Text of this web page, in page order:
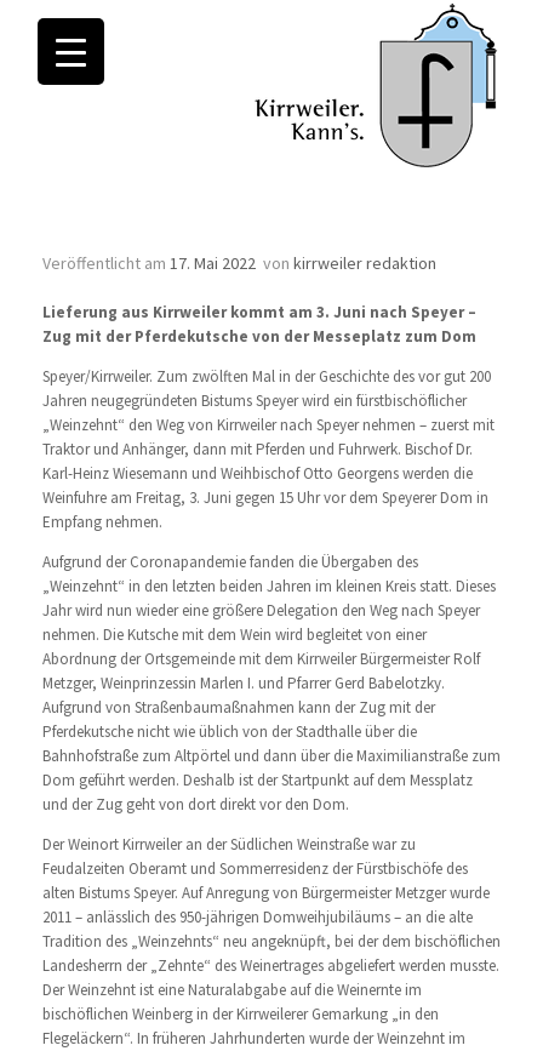
Veröffentlicht am 17. Mai 2022 von kirrweiler redaktion
Lieferung aus Kirrweiler kommt am 3. Juni nach Speyer –
Zug mit der Pferdekutsche von der Messeplatz zum Dom
Speyer/Kirrweiler. Zum zwölften Mal in der Geschichte des vor gut 200
Jahren neugegründeten Bistums Speyer wird ein fürstbischöflicher
„Weinzehnt“ den Weg von Kirrweiler nach Speyer nehmen – zuerst mit
Traktor und Anhänger, dann mit Pferden und Fuhrwerk. Bischof Dr.
Karl-Heinz Wiesemann und Weihbischof Otto Georgens werden die
Weinfuhre am Freitag, 3. Juni gegen 15 Uhr vor dem Speyerer Dom in
Empfang nehmen.
Aufgrund der Coronapandemie fanden die Übergaben des
„Weinzehnt“ in den letzten beiden Jahren im kleinen Kreis statt. Dieses
Jahr wird nun wieder eine größere Delegation den Weg nach Speyer
nehmen. Die Kutsche mit dem Wein wird begleitet von einer
Abordnung der Ortsgemeinde mit dem Kirrweiler Bürgermeister Rolf
Metzger, Weinprinzessin Marlen I. und Pfarrer Gerd Babelotzky.
Aufgrund von Straßenbaumaßnahmen kann der Zug mit der
Pferdekutsche nicht wie üblich von der Stadthalle über die
Bahnhofstraße zum Altpörtel und dann über die Maximilianstraße zum
Dom geführt werden. Deshalb ist der Startpunkt auf dem Messplatz
und der Zug geht von dort direkt vor den Dom.
Der Weinort Kirrweiler an der Südlichen Weinstraße war zu
Feudalzeiten Oberamt und Sommerresidenz der Fürstbischöfe des
alten Bistums Speyer. Auf Anregung von Bürgermeister Metzger wurde
2011 – anlässlich des 950-jährigen Domweihjubiläums – an die alte
Tradition des „Weinzehnts“ neu angeknüpft, bei der dem bischöflichen
Landesherrn der „Zehnte“ des Weinertrages abgeliefert werden musste.
Der Weinzehnt ist eine Naturalabgabe auf die Weinernte im
bischöflichen Weinberg in der Kirrweilerer Gemarkung „in den
Flegeläckern“. In früheren Jahrhunderten wurde der Weinzehnt im